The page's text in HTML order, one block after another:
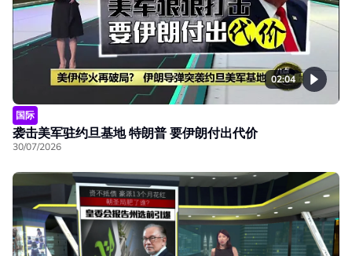
02:04
国际
袭击美军驻约旦基地 特朗普 要伊朗付出代价
30/07/2026